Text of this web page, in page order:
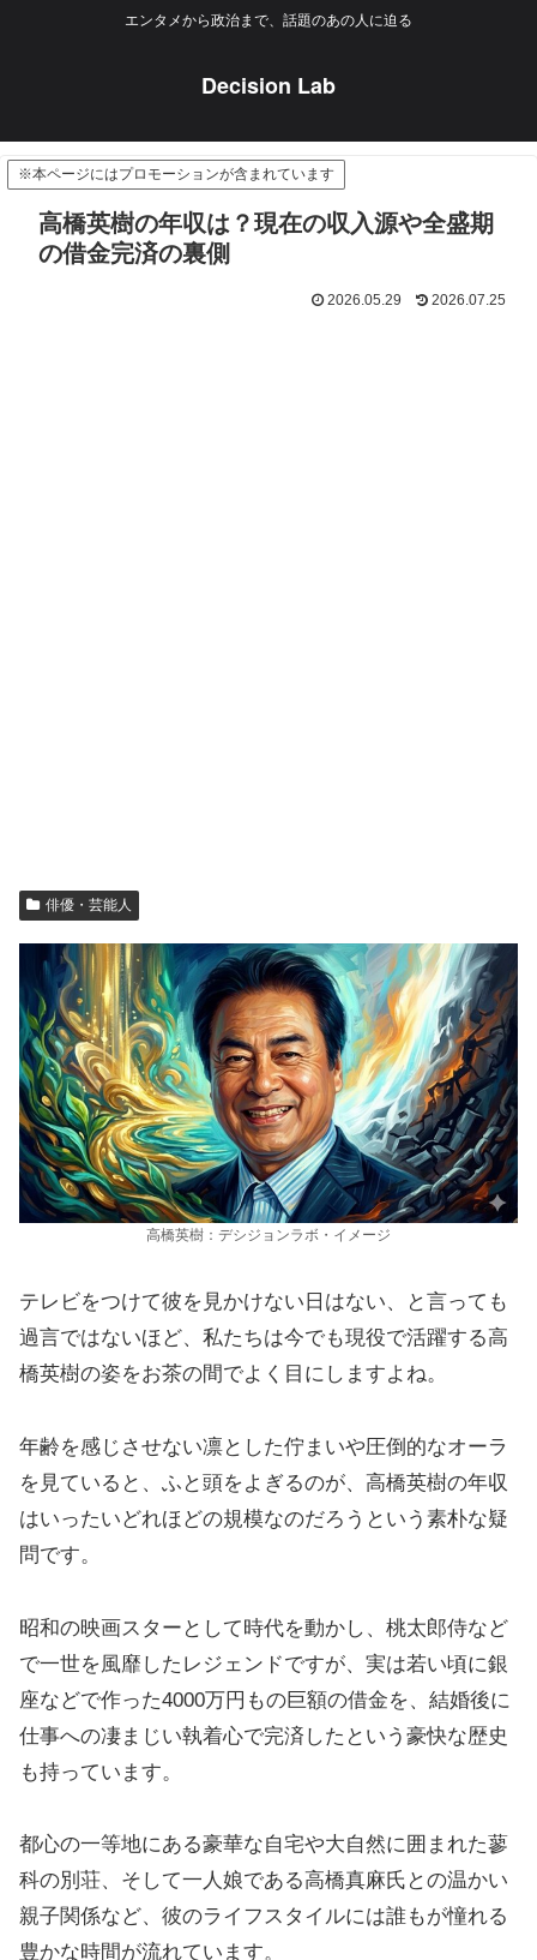
エンタメから政治まで、話題のあの人に迫る
Decision Lab
※本ページにはプロモーションが含まれています
高橋英樹の年収は？現在の収入源や全盛期
の借金完済の裏側
2026.05.29 2026.07.25
俳優・芸能人
高橋英樹：デシジョンラボ・イメージ
テレビをつけて彼を見かけない日はない、と言っても
過言ではないほど、私たちは今でも現役で活躍する高
橋英樹の姿をお茶の間でよく目にしますよね。
年齢を感じさせない凛とした佇まいや圧倒的なオーラ
を見ていると、ふと頭をよぎるのが、高橋英樹の年収
はいったいどれほどの規模なのだろうという素朴な疑
問です。
昭和の映画スターとして時代を動かし、桃太郎侍など
で一世を風靡したレジェンドですが、実は若い頃に銀
座などで作った4000万円もの巨額の借金を、結婚後に
仕事への凄まじい執着心で完済したという豪快な歴史
も持っています。
都心の一等地にある豪華な自宅や大自然に囲まれた蓼
科の別荘、そして一人娘である高橋真麻氏との温かい
親子関係など、彼のライフスタイルには誰もが憧れる
豊かな時間が流れています。